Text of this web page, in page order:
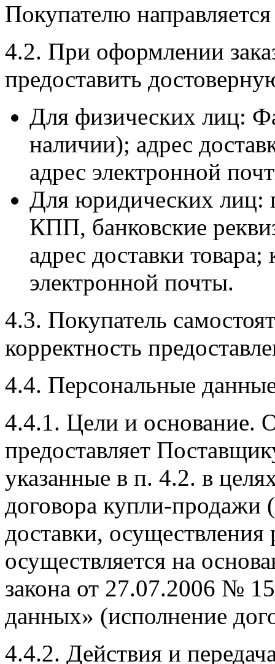
Покупателю
4.2. При оформлении
предоставить
Для физических лиц:
наличии); адрес
адрес электронной
Для юридических лиц:
КПП, банковские
адрес доставки
электронной почты.
4.3. Покупатель
корректность
4.4. Персональные
4.4.1. Цели и основание.
предоставляет
указанные в п. 4.2. в
договора купли-продажи
доставки, осуществления
осуществляется на
закона от 27.07.2006 №
данных» (исполнение
4.4.2. Действия и